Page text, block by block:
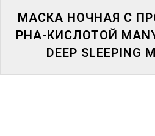
БРЕНДЫ
D
МАСКА НОЧНАЯ С
PHA-КИСЛОТОЙ
DEEP SLEEPING